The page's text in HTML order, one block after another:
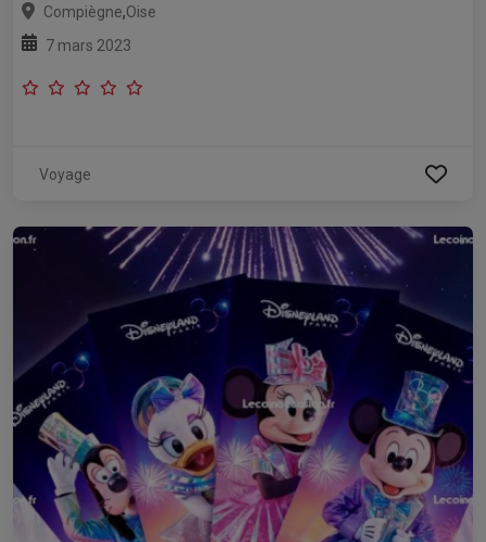
Compiègne,Oise
7 mars 2023
Voyage